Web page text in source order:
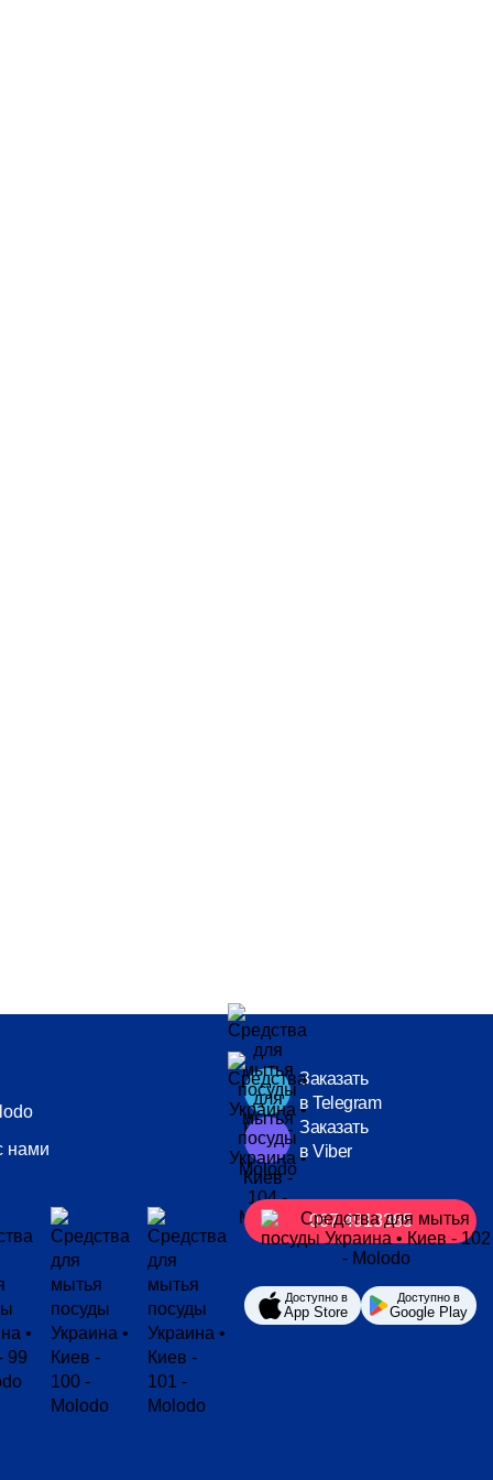
нами
067 4913385
Заказать
в Telegram
Заказать
в Viber
Доступно в
App Store
Доступно в
Google Play